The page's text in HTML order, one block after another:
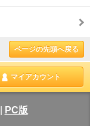
ページの先頭へ戻る
マイアカウント
PC版